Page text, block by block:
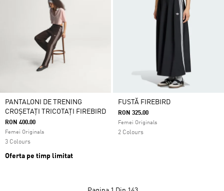
PANTALONI DE TRENING
CROȘETAȚI TRICOTAȚI FIREBIRD
RON 400.00
Femei Originals
3 Colours
Oferta pe timp limitat
FUSTĂ FIREBIRD
RON 325.00
Femei Originals
2 Colours